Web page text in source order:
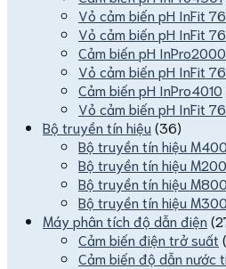
Vỏ cảm biến pH InFit
Vỏ cảm biến pH InFit
Cảm biến pH InPro2000
Vỏ cảm biến pH InFit
Cảm biến pH InPro4010
Vỏ cảm biến pH InFit
Bộ truyền tín hiệu (36)
Bộ truyền tín hiệu M400
Bộ truyền tín hiệu M200
Bộ truyền tín hiệu M800
Bộ truyền tín hiệu M300
Máy phân tích độ dẫn điện
Cảm biến điện trở suất
Cảm biến độ dẫn nước